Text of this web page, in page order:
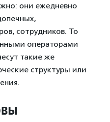
они ежедневно
сотрудников. То
операторами
такие же
структуры или